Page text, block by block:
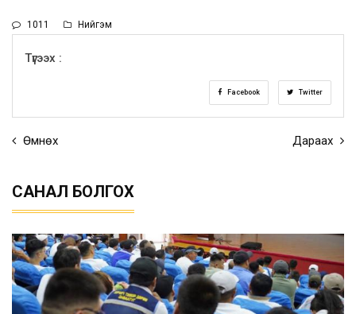
1011 Нийгэм
Түгээх :
Facebook Twitter
Өмнөх Дараах
САНАЛ БОЛГОХ